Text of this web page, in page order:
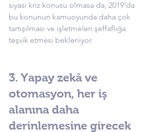
siyasi kriz konusu olmasa da, 2019’da
bu konunun kamuoyunda daha çok
tartışılması ve işletmeleri şeffaflığa
teşvik etmesi bekleniyor.
3. Yapay zekâ ve
otomasyon, her iş
alanına daha
derinlemesine girecek